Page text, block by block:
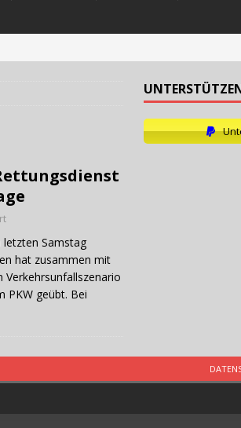
letzten Samstag
hat zusammen mit
Verkehrsunfallszenario
PKW geübt. Bei